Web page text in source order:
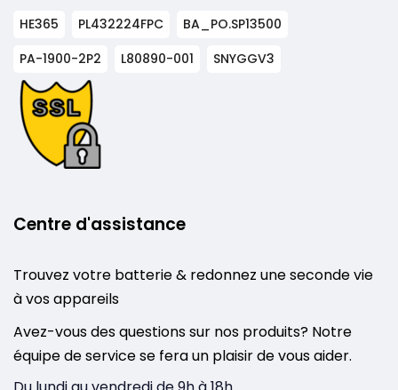
HE365 PL432224FPC
BA_PO.SP13500
PA-1900-2P2
L80890-001 SNYGGV3
Centre d'assistance
Trouvez votre batterie & redonnez une seconde vie
à vos appareils
Avez-vous des questions sur nos produits? Notre
équipe de service se fera un plaisir de vous aider.